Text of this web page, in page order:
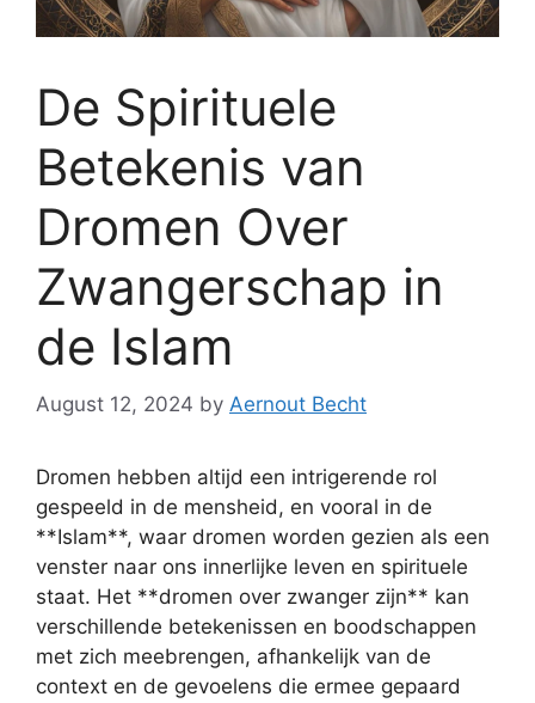
De Spirituele
Betekenis van
Dromen Over
Zwangerschap in
de Islam
August 12, 2024 by Aernout Becht
Dromen hebben altijd een intrigerende rol
gespeeld in de mensheid, en vooral in de
**Islam**, waar dromen worden gezien als een
venster naar ons innerlijke leven en spirituele
staat. Het **dromen over zwanger zijn** kan
verschillende betekenissen en boodschappen
met zich meebrengen, afhankelijk van de
context en de gevoelens die ermee gepaard